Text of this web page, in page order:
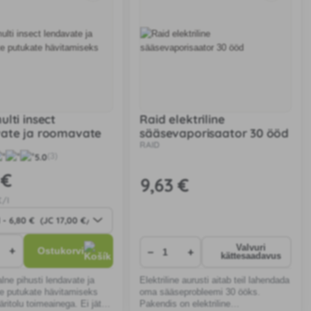
insect
ja roomavate
hävitamiseks
5.0(3)
l
+ Ostukorvi
pihusti lendavate ja
putukate hävitamiseks
toimeainega. Ei jäta
Raid elektriline
sääsevaporisaator 30 ööd
RAID
9,63 €
− +
Valvuri
kättesaadavus
Elektriline aurusti aitab teil lahendada
oma sääseprobleemi 30 ööks.
Pakendis on elektriline